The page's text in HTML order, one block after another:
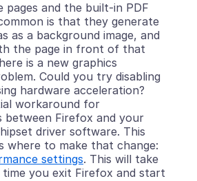
pages and the built-in PDF
is that they generate
as a background image, and
the page in front of that
is a new graphics
Could you try disabling
hardware acceleration?
workaround for
between Firefox and your
driver software. This
where to make that change:
settings. This will take
you exit Firefox and start